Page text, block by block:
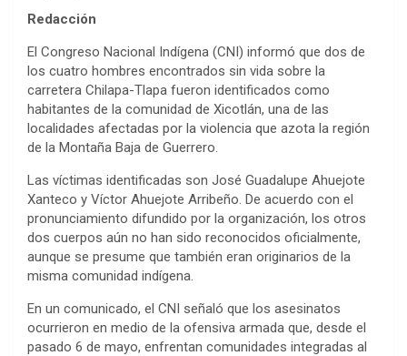
Redacción
El Congreso Nacional Indígena (CNI) informó que dos de
los cuatro hombres encontrados sin vida sobre la
carretera Chilapa-Tlapa fueron identificados como
habitantes de la comunidad de Xicotlán, una de las
localidades afectadas por la violencia que azota la región
de la Montaña Baja de Guerrero.
Las víctimas identificadas son José Guadalupe Ahuejote
Xanteco y Víctor Ahuejote Arribeño. De acuerdo con el
pronunciamiento difundido por la organización, los otros
dos cuerpos aún no han sido reconocidos oficialmente,
aunque se presume que también eran originarios de la
misma comunidad indígena.
En un comunicado, el CNI señaló que los asesinatos
ocurrieron en medio de la ofensiva armada que, desde el
pasado 6 de mayo, enfrentan comunidades integradas al